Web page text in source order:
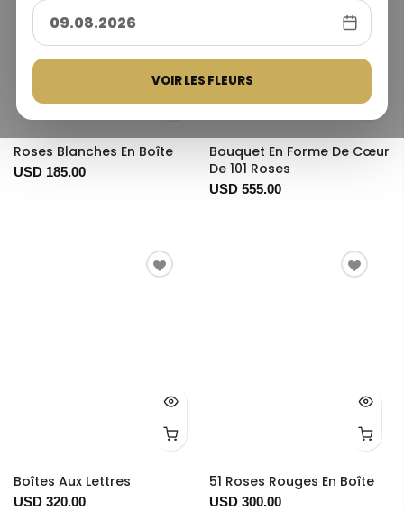
VOIR LES FLEURS
Roses Blanches En Boîte
USD 185.00
Bouquet En Forme De Cœur
De 101 Roses
USD 555.00
Boîtes Aux Lettres
USD 320.00
51 Roses Rouges En Boîte
USD 300.00